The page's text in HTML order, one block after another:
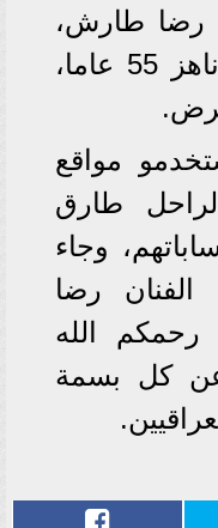
رضا طارش،
مساء أمس عن عمر ناهز 55 عاما،
مواقع
طارق
وجاء
رضا
الله
عن كل بسمة